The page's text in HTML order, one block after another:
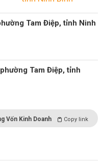
Tam Điệp, tỉnh Ninh
Tam Điệp, tỉnh
Vốn Kinh Doanh Copy link